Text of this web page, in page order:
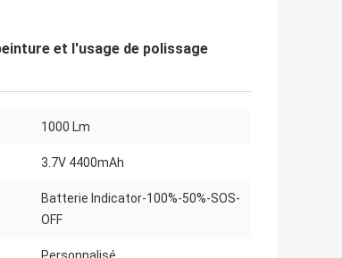
et l'usage de polissage
1000 Lm
3.7V 4400mAh
Batterie Indicator-100%-50%-SOS-
OFF